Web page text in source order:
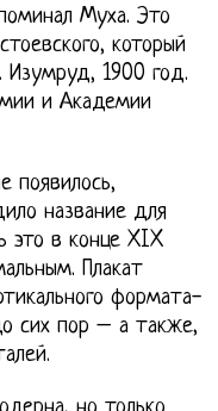
Муха. Это
который
Изумруд, 1900 год.
и Академии
появилось,
название для
это в конце XIX
Плакат
формата-
сих пор – а также,